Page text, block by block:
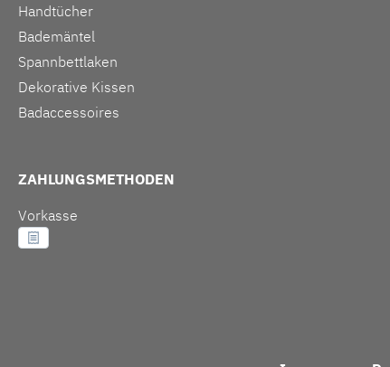
Handtücher
Bademäntel
Spannbettlaken
Dekorative Kissen
Badaccessoires
ZAHLUNGSMETHODEN
Vorkasse